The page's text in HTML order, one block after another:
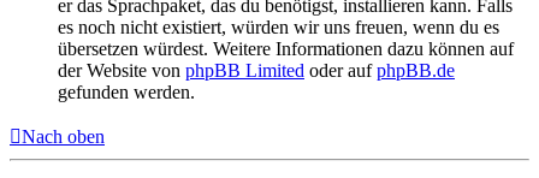
er das Sprachpaket, das du benötigst, installieren kann. Falls
es noch nicht existiert, würden wir uns freuen, wenn du es
übersetzen würdest. Weitere Informationen dazu können auf
der Website von phpBB Limited oder aufphpBB.de
gefunden werden.
Nach oben